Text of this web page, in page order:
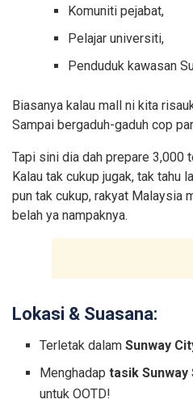
Komuniti pejabat,
Pelajar universiti,
Penduduk kawasan
Biasanya kalau mall ni kita
Sampai bergaduh-gaduh cop
Tapi sini dia dah prepare 3,000
Kalau tak cukup jugak, tak tahu
pun tak cukup, rakyat Malaysia
belah ya nampaknya.
Lokasi & Suasana:
Terletak dalamSunway
Menghadaptasik Sunway
untuk OOTD!